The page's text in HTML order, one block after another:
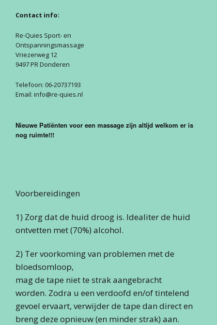
Nieuwsbrief
Gastenboek
Contact info:
Re-Quies Sport- en
Ontspanningsmassage
Vriezerweg 12
9497 PR Donderen
Telefoon: 06-20737193
Email: info@re-quies.nl
Nieuwe Patiënten voor een massage zijn altijd welkom er is
nog ruimte!!!
Voorbereidingen
1) Zorg dat de huid droog is. Idealiter de huid
ontvetten met (70%) alcohol.
2) Ter voorkoming van problemen met de
bloedsomloop,
mag de tape niet te strak aangebracht
worden. Zodra u een verdoofd en/of tintelend
gevoel ervaart, verwijder de tape dan direct en
breng deze opnieuw (en minder strak) aan.